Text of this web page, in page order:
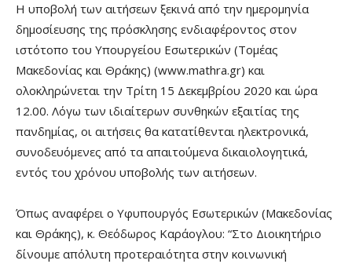
Η υποβολή των αιτήσεων ξεκινά από την ημερομηνία
δημοσίευσης της πρόσκλησης ενδιαφέροντος στον
ιστότοπο του Υπουργείου Εσωτερικών (Τομέας
Μακεδονίας και Θράκης) (www.mathra.gr) και
ολοκληρώνεται την Τρίτη 15 Δεκεμβρίου 2020 και ώρα
12.00. Λόγω των ιδιαίτερων συνθηκών εξαιτίας της
πανδημίας, οι αιτήσεις θα κατατίθενται ηλεκτρονικά,
συνοδευόμενες από τα απαιτούμενα δικαιολογητικά,
εντός του χρόνου υποβολής των αιτήσεων.
Όπως αναφέρει ο Υφυπουργός Εσωτερικών (Μακεδονίας
και Θράκης), κ. Θεόδωρος Καράογλου: “Στο Διοικητήριο
δίνουμε απόλυτη προτεραιότητα στην κοινωνική